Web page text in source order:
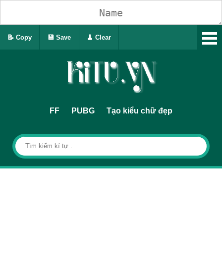
FF PUBG Tạo kiểu chữ đẹp
📝 Copy 💾 Save 🧹 Clear